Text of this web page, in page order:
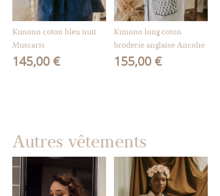
Kimono coton bleu nuit
Muscaris
145,00 €
Kimono long coton
broderie anglaise Ancolie
155,00 €
Autres vêtements